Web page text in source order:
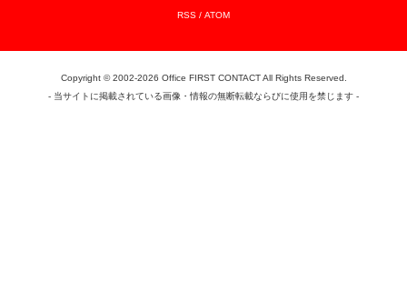
RSS / ATOM
Copyright © 2002-2026 Office FIRST CONTACT All Rights Reserved.
- 当サイトに掲載されている画像・情報の無断転載ならびに使用を禁じます -